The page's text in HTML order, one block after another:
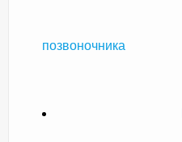
позвоночника